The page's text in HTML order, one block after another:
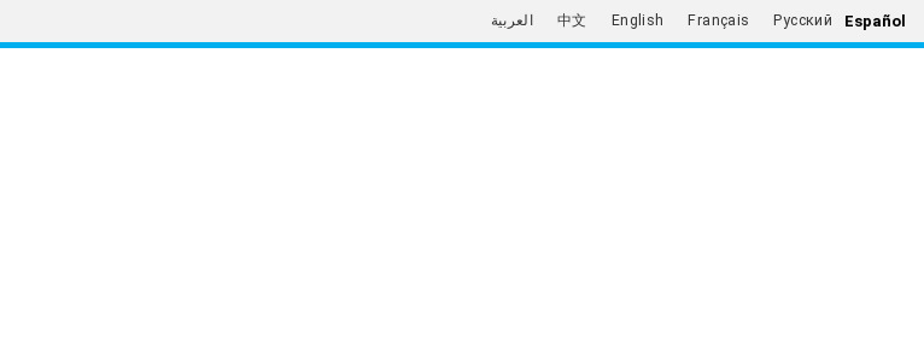
العربية 中文 English Français Русский Español